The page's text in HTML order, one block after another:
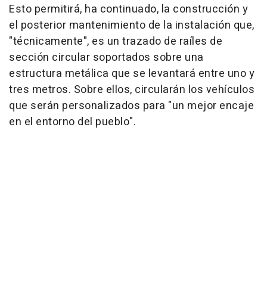
Esto permitirá, ha continuado, la construcción y
el posterior mantenimiento de la instalación que,
"técnicamente", es un trazado de raíles de
sección circular soportados sobre una
estructura metálica que se levantará entre uno y
tres metros. Sobre ellos, circularán los vehículos
que serán personalizados para "un mejor encaje
en el entorno del pueblo".